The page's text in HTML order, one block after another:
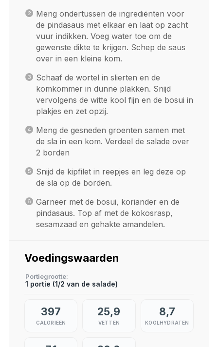
Meng ondertussen de ingrediënten voor
de pindasaus met elkaar en laat op zacht
vuur indikken. Voeg water toe om de
gewenste dikte te krijgen. Schep de saus
over in een kleine kom.
Schaaf de wortel in slierten en de
komkommer in dunne plakken. Snijd
vervolgens de witte kool fijn en de bosui in
plakjes en zet opzij.
Meng de gesneden groenten samen met
de sla in een kom. Verdeel de salade over
2 borden
Snijd de kipfilet in reepjes en leg deze op
de sla op de borden.
Garneer met de bosui, koriander en de
pindasaus. Top af met de kokosrasp,
sesamzaad en gehakte amandelen.
Voedingswaarden
Portiegrootte
1 portie (1/2 van de salade)
397
CALORIEËN
25,9
VETTEN
8,7
KOOLHYDRATEN